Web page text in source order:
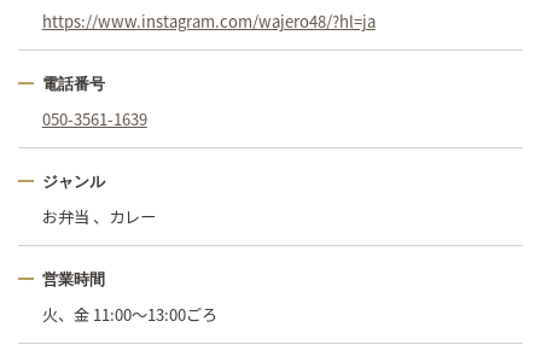
https://www.instagram.com/wajero48/?hl=ja
電話番号
050-3561-1639
ジャンル
お弁当 、カレー
営業時間
火、金 11:00〜13:00ごろ